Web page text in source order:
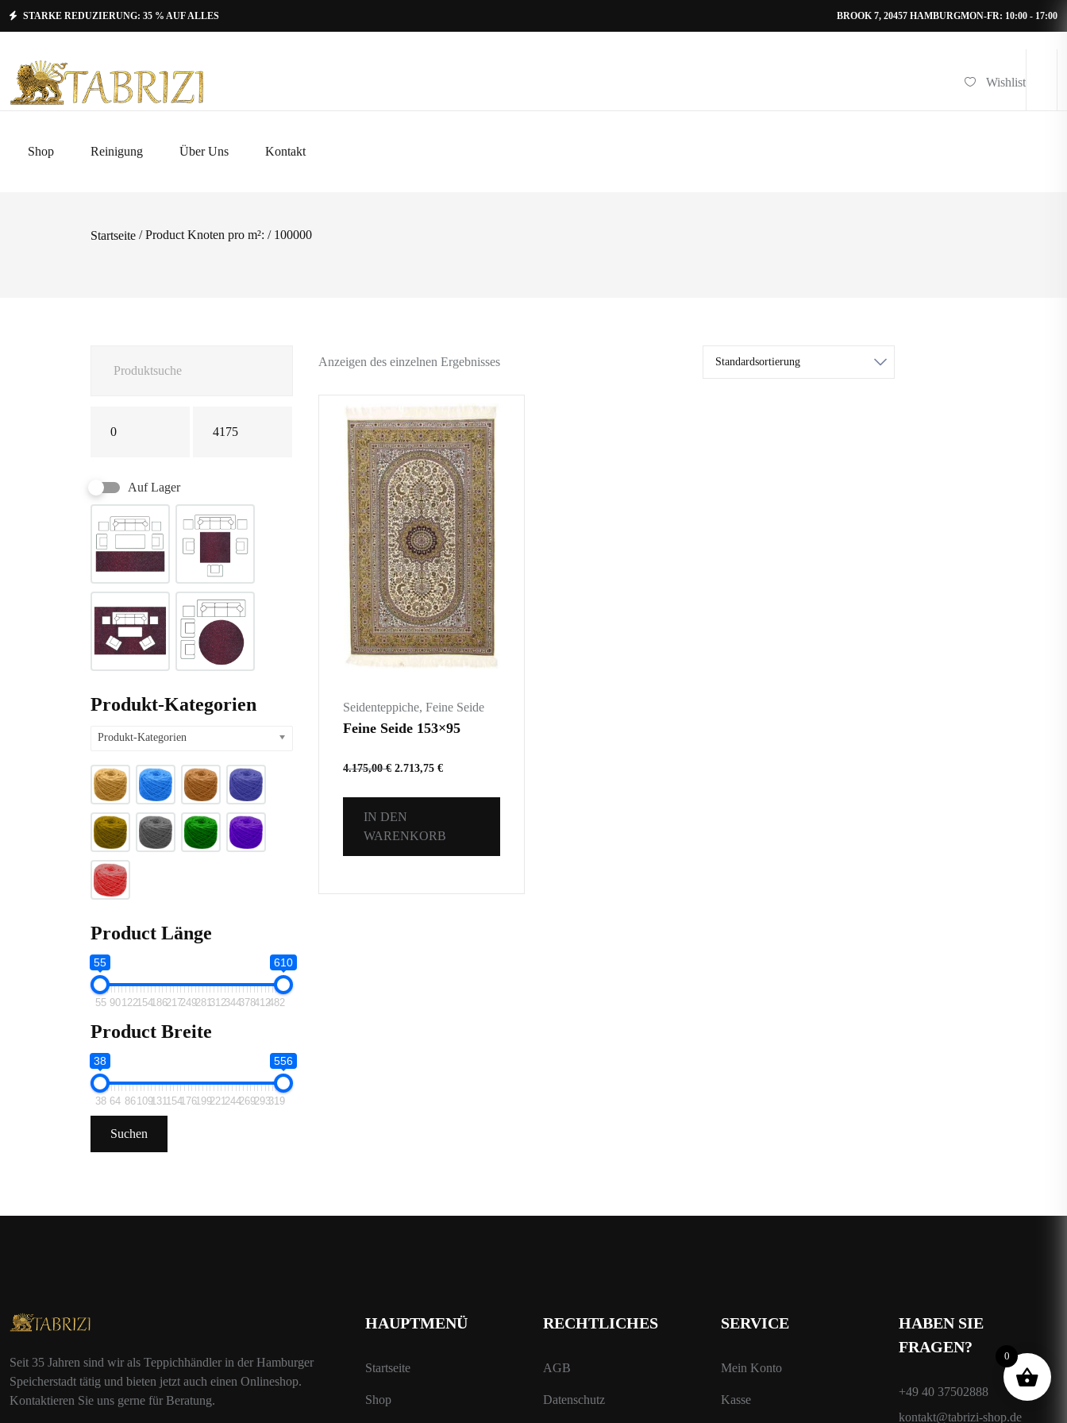
STARKE REDUZIERUNG: 35 % AUF ALLES BROOK 7, 20457 HAMBURGMON-FR: 10:00 - 17:00
Wishlist
Shop Reinigung Über Uns Kontakt
Startseite / Product Knoten pro m²: / 100000
Auf Lager
Produkt-Kategorien
Produkt-Kategorien
Product Länge
55 610
55 90122154186217249281312344378412482
Product Breite
38 556
38 64 86109131154176199221244269293319
Suchen
Anzeigen des einzelnen Ergebnisses
Seidenteppiche, Feine Seide
Feine Seide 153×95
4.175,00€ 2.713,75 €
IN DEN
WARENKORB
Seit 35 Jahren sind wir als Teppichhändler in der Hamburger
Speicherstadt tätig und bieten jetzt auch einen Onlineshop.
Kontaktieren Sie uns gerne für Beratung.
HAUPTMENÜ
Startseite
Shop
RECHTLICHES
AGB
Datenschutz
SERVICE
Mein Konto
Kasse
HABEN SIE
FRAGEN?
+49 40 37502888
kontakt@tabrizi-shop.de
0